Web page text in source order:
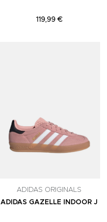
119,99 €
ADIDAS ORIGINALS
ADIDAS GAZELLE INDOOR J